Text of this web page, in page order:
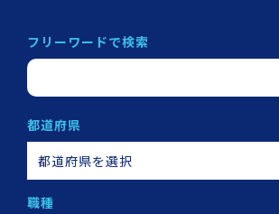
フリーワードで検索
都道府県
都道府県を選択
職種